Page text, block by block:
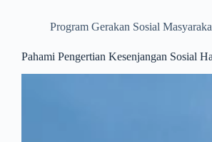
Program Gerakan Sosial
Pahami Pengertian Kesenjangan Sosial